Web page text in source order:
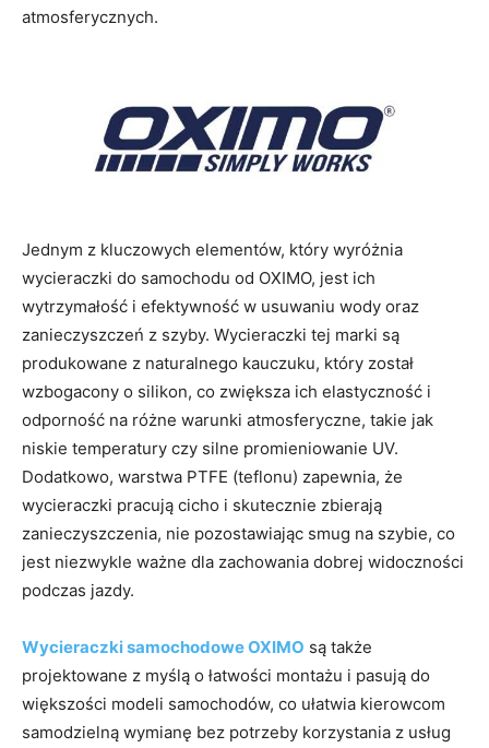
atmosferycznych.
Jednym z kluczowych elementów, który wyróżnia
wycieraczki do samochodu od OXIMO, jest ich
wytrzymałość i efektywność w usuwaniu wody oraz
zanieczyszczeń z szyby. Wycieraczki tej marki są
produkowane z naturalnego kauczuku, który został
wzbogacony o silikon, co zwiększa ich elastyczność i
odporność na różne warunki atmosferyczne, takie jak
niskie temperatury czy silne promieniowanie UV.
Dodatkowo, warstwa PTFE (teflonu) zapewnia, że
wycieraczki pracują cicho i skutecznie zbierają
zanieczyszczenia, nie pozostawiając smug na szybie, co
jest niezwykle ważne dla zachowania dobrej widoczności
podczas jazdy.
Wycieraczki samochodowe OXIMO są także
projektowane z myślą o łatwości montażu i pasują do
większości modeli samochodów, co ułatwia kierowcom
samodzielną wymianę bez potrzeby korzystania z usług